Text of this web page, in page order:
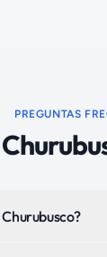
PREGUNTAS